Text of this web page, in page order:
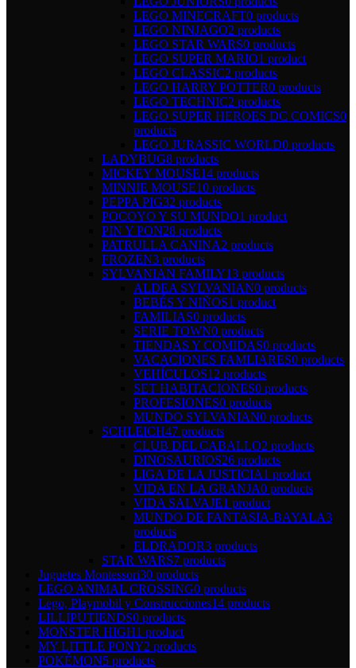
LEGO MINECRAFT0 products
LEGO NINJAGO2 products
LEGO STAR WARS0 products
LEGO SUPER MARIO1 product
LEGO CLASSIC2 products
LEGO HARRY POTTER0 products
LEGO TECHNIC2 products
LEGO SUPER HEROES DC COMICS0
products
LEGO JURASSIC WORLD0 products
LADYBUG8 products
MICKEY MOUSE14 products
MINNIE MOUSE10 products
PEPPA PIG32 products
POCOYO Y SU MUNDO1 product
PIN Y PON28 products
PATRULLA CANINA2 products
FROZEN3 products
SYLVANIAN FAMILY13 products
ALDEA SYLVANIAN0 products
BEBÉS Y NIÑOS1 product
FAMILIAS0 products
SERIE TOWN0 products
TIENDAS Y COMIDAS0 products
VACACIONES FAMLIARES0 products
VEHÍCULOS12 products
SET HABITACIONES0 products
PROFESIONES0 products
MUNDO SYLVANIAN0 products
SCHLEICH47 products
CLUB DEL CABALLO2 products
DINOSAURIOS26 products
LIGA DE LA JUSTICIA1 product
VIDA EN LA GRANJA0 products
VIDA SALVAJE1 product
MUNDO DE FANTASIA-BAYALA3
products
ELDRADOR3 products
STAR WARS7 products
Juguetes Montessori30 products
LEGO ANIMAL CROSSING0 products
Lego, Playmobil y Construcciones14 products
LILLIPUTIENDS0 products
MONSTER HIGH1 product
MY LITTLE PONY2 products
POKÉMON5 products